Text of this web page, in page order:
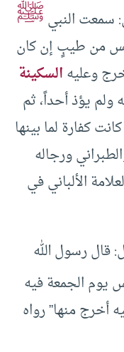
سمعت النبيﷺ
من طيبٍ إن كان
وعليهالسكينة
يؤذ أحداً، ثم
كفارة لما بينها
ورجاله
الألباني في
قال رسول الله
يوم الجمعة فيه
أخرج منها” رواه